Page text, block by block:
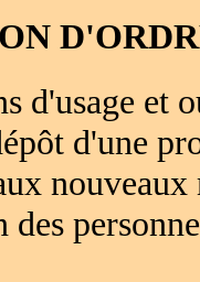
d'usage et
d'une
nouveaux